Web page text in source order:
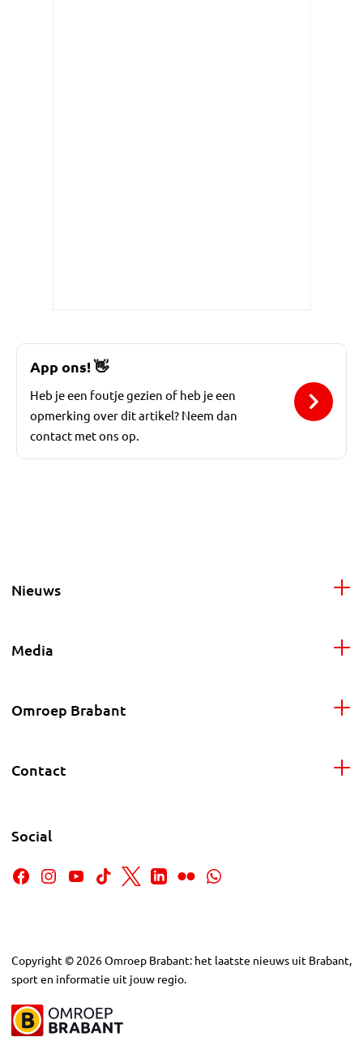
App ons!👋
Heb je een foutje gezien of heb je een
opmerking over dit artikel? Neem dan
contact met ons op.
Nieuws
Media
Omroep Brabant
Contact
Social
Copyright © 2026Omroep Brabant: het laatste nieuws uit Brabant,
sport en informatie uit jouw regio.